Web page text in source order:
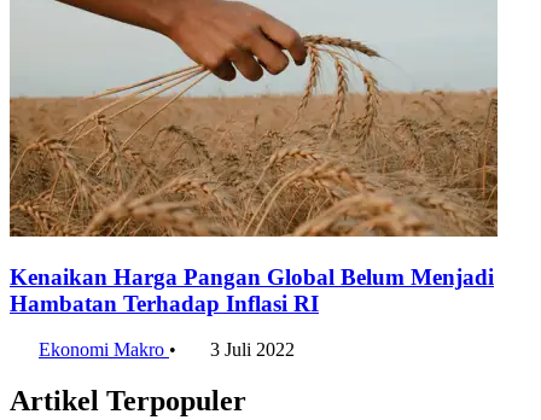
Kenaikan Harga Pangan Global Belum Menjadi
Hambatan Terhadap Inflasi RI
Ekonomi Makro • 3 Juli 2022
Artikel Terpopuler